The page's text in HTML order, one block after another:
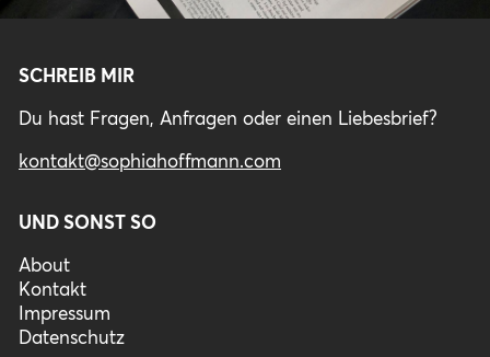
SCHREIB MIR
Du hast Fragen, Anfragen oder einen Liebesbrief?
kontakt@sophiahoffmann.com
UND SONST SO
About
Kontakt
Impressum
Datenschutz